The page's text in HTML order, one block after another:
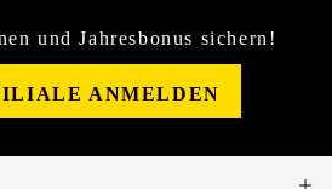
und Jahresbonus sichern!
ANMELDEN